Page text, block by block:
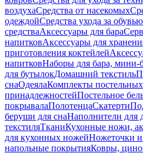
воздухаСредства от насекомых
одеждойСредства ухода за обувью
средстваАксессуары для бара
напитковАксессуары для
приготовления коктейлей
напитковНаборы для бара, мини-
для бутылокДомашний текстиль
снаОдеялаКомплекты постельных
принадлежностейПостельное
покрывалаПолотенцаСкатерти
беруши для снаНаполнители для
текстиляТканиКухонные ножи,
для кухонных ножейНожеточки
напольные покрытияКовры,